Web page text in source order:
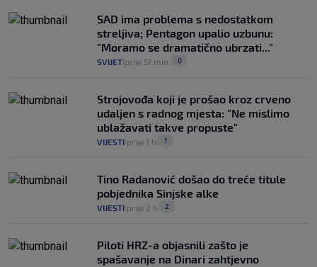
SAD ima problema s nedostatkom
streljiva; Pentagon upalio uzbunu:
"Moramo se dramatično ubrzati..."
SVIJET prije 51 min. 0
Strojovođa koji je prošao kroz crveno
udaljen s radnog mjesta: "Ne mislimo
ublažavati takve propuste"
VIJESTI prije 1 h 1
Tino Radanović došao do treće titule
pobjednika Sinjske alke
VIJESTI prije 2 h 2
Piloti HRZ-a objasnili zašto je
spašavanje na Dinari zahtjevno